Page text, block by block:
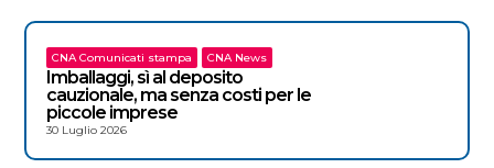
CNA Comunicati stampa CNA News
Imballaggi, sì al deposito
cauzionale, ma senza costi per le
piccole imprese
30 Luglio 2026